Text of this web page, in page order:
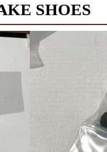
SHOES